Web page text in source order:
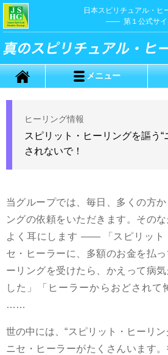
日本スピリチュアル・ヒ
第１公式サイ
メニュー
ヒーリング情報
スピリット・ヒーリングを謳う“
されないで！
当グループでは、毎日、多くの方
ングの依頼をいただきます。その
よく耳にします ――
「スピリッ
セ・ヒーラーに、多額のお金を払
ーリングを受けたら、かえって病
した」「ヒーラーからおどされて
……
世の中には、“スピリット・ヒーリ
ニセ・ヒーラーがたくさんいます